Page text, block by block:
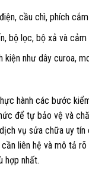
cầu chì, phích
bộ lọc, bộ xả và
kiện như dây curoa,
hành các bước
để tự bảo vệ và
vụ sửa chữa uy tín
liên hệ và mô tả
hợp nhất.